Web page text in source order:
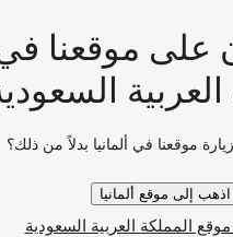
على موقعنا
موقعنا في ألمانيا بدلاً من ذلك؟
اذهب إلى موقع ألمانيا
المملكة العربية السعودية